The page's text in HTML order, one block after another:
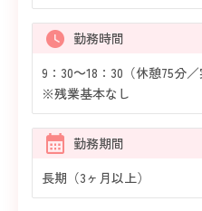
勤務時間
9：30～18：30（休憩75分／
※残業基本なし
勤務期間
長期（3ヶ月以上）